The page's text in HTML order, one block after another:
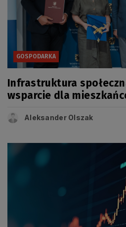
GOSPODARKA
Infrastruktura
wsparcie dla
Aleksander Olszak